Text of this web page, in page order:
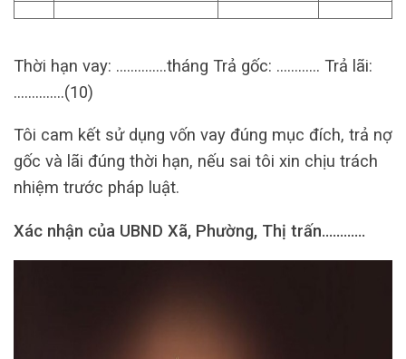
Thời hạn vay: …………..tháng Trả gốc: ………… Trả lãi:
…………..(10)
Tôi cam kết sử dụng vốn vay đúng mục đích, trả nợ
gốc và lãi đúng thời hạn, nếu sai tôi xin chịu trách
nhiệm trước pháp luật.
Xác nhận của UBND Xã, Phường, Thị trấn…………